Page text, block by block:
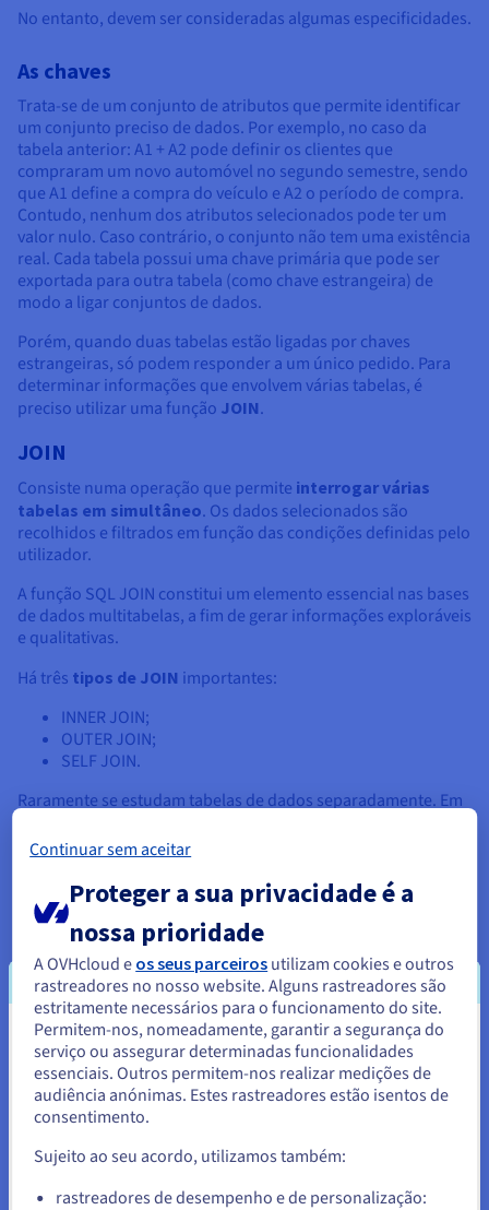
No entanto, devem ser consideradas algumas especificidades.
As chaves
Trata-se de um conjunto de atributos que permite identificar
um conjunto preciso de dados. Por exemplo, no caso da
tabela anterior: A1 + A2 pode definir os clientes que
compraram um novo automóvel no segundo semestre, sendo
que A1 define a compra do veículo e A2 o período de compra.
Contudo, nenhum dos atributos selecionados pode ter um
valor nulo. Caso contrário, o conjunto não tem uma existência
real. Cada tabela possui uma chave primária que pode ser
exportada para outra tabela (como chave estrangeira) de
modo a ligar conjuntos de dados.
Porém, quando duas tabelas estão ligadas por chaves
estrangeiras, só podem responder a um único pedido. Para
determinar informações que envolvem várias tabelas, é
preciso utilizar uma função JOIN.
JOIN
Consiste numa operação que permite interrogar várias
tabelas em simultâneo. Os dados selecionados são
recolhidos e filtrados em função das condições definidas pelo
utilizador.
A função SQL JOIN constitui um elemento essencial nas bases
de dados multitabelas, a fim de gerar informações exploráveis
e qualitativas.
Há três tipos de JOIN importantes:
INNER JOIN;
OUTER JOIN;
SELF JOIN.
Raramente se estudam tabelas de dados separadamente. Em
significado preciso, dividido por diferentes tabelas. Para tal,
Normalização
Interrogar várias tabelas ao mesmo tempo implicaria
logicamente a emissão de vários pedidos para as diferentes
tabelas, de modo a extrair os dados. Contudo, esta operação
requer tempo, é pouco prática e pode criar duplicações. Tal
processo é passível de alterar o tratamento dos dados.
É aqui que entra a normalização. Tratar os dados por relações
interrogando os conjuntos de dados ligados pelas chaves
estrangeiras permite efetuar um pedido único.
Parece que está localizado em
Estados Unidos.
Para encomendar a partir de Estados Unidos, terá de consultar e
Aceder ao website do Estados Unidos
Continuar sem aceitar
Proteger a sua privacidade é a
nossa prioridade
A OVHcloud e os seus parceiros utilizam cookies e outros
rastreadores no nosso website. Alguns rastreadores são
estritamente necessários para o funcionamento do site.
Permitem-nos, nomeadamente, garantir a segurança do
serviço ou assegurar determinadas funcionalidades
essenciais. Outros permitem-nos realizar medições de
audiência anónimas. Estes rastreadores estão isentos de
consentimento.
Sujeito ao seu acordo, utilizamos também:
rastreadores de desempenho e de personalização: